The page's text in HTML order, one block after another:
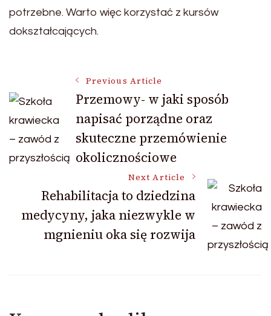
potrzebne. Warto więc korzystać z kursów
dokształcających.
Post
Navigation
Previous Article
Przemowy- w jaki sposób
napisać porządne oraz
skuteczne przemówienie
okolicznościowe
Next Article
Rehabilitacja to dziedzina
medycyny, jaka niezwykle w
mgnieniu oka się rozwija